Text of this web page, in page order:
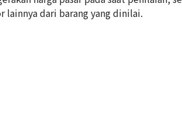
lainnya dari barang yang dinilai.